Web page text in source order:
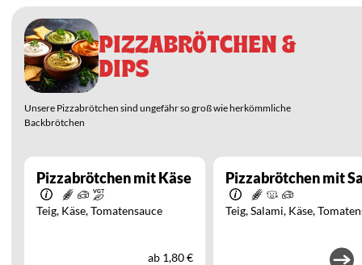
PIZZABRÖTCHEN &
DIPS
Unsere Pizzabrötchen sind ungefähr so groß wie herkömmliche
Backbrötchen
Pizzabrötchen mit Käse
Teig Käse Tomatensauce
ab 1,80 €
Pizzabrötchen mit
Teig Salami Käse